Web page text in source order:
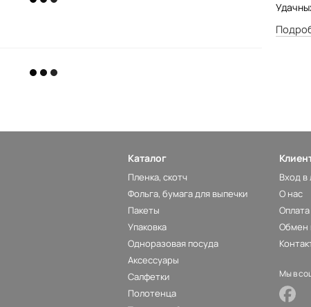
Каталог
Пленка, скотч
Фольга, бумага для выпечки
Пакеты
Упаковка
Одноразовая посуда
Аксессуары
Салфетки
Полотенца
Вход в
О нас
Обмен
Мы в